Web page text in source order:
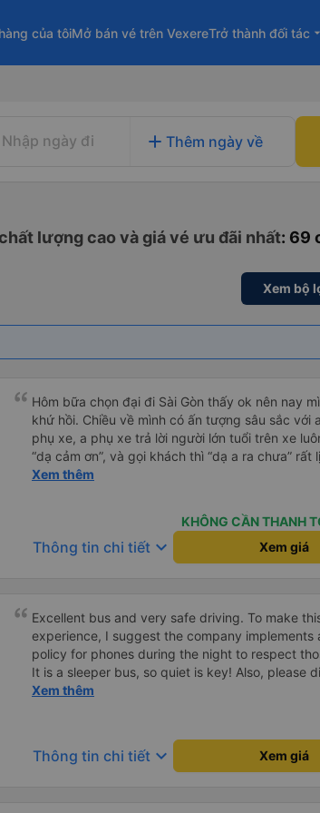
của tôiMở bán vé trên VexereTrở thành đối tác arrow_drop_down
Nhập ngày đi add Thêm ngày về
lượng cao và giá vé ưu đãi nhất: 69
Xem bộ
Hôm bữa chọn đại đi Sài Gòn thấy ok nên nay
khứ hồi. Chiều về mình có ấn tượng sâu sắc với
phụ xe, a phụ xe trả lời người lớn tuổi trên xe
“dạ cảm ơn”, và gọi khách thì “dạ a ra chưa” rất
giải thích cho khách thì cân cần nhẹ nhàng, anh
say xe mà nay đi êm không thấy mệt, anh bảo a
phanh gấp, phanh gấp chi khách bị say bị mệt
cảm thấy các anh rất có tâm với nghề và có
cực dù cho công việc vất vả. Dù đi cẩn thận
Xem thêm
KHÔNG CẦN THANH
Thông tin chi tiết keyboard_arrow_down Xem giá
Excellent bus and very safe driving. To make
experience, I suggest the company implements
policy for phones during the night to respect
It is a sleeper bus, so quiet is key! Also, please
Wi-Fi password clearly inside the cabin for
hơn, tôi góp ý nhà xe nên có quy định rõ ràng
lặng (tắt âm thanh điện thoại) vào ban đêm để
Xem thêm
Thông tin chi tiết keyboard_arrow_down Xem giá